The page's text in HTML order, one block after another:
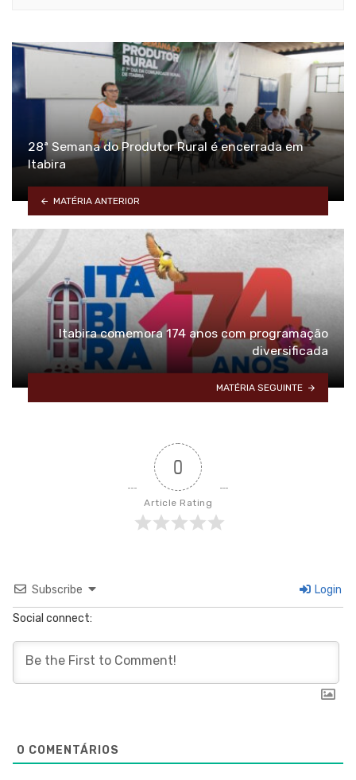
28ª Semana do Produtor Rural é encerrada em
Itabira
MATÉRIA ANTERIOR
Itabira comemora 174 anos com programação
diversificada
MATÉRIA SEGUINTE
0
Article Rating
Subscribe Login
Social connect:
0 COMENTÁRIOS